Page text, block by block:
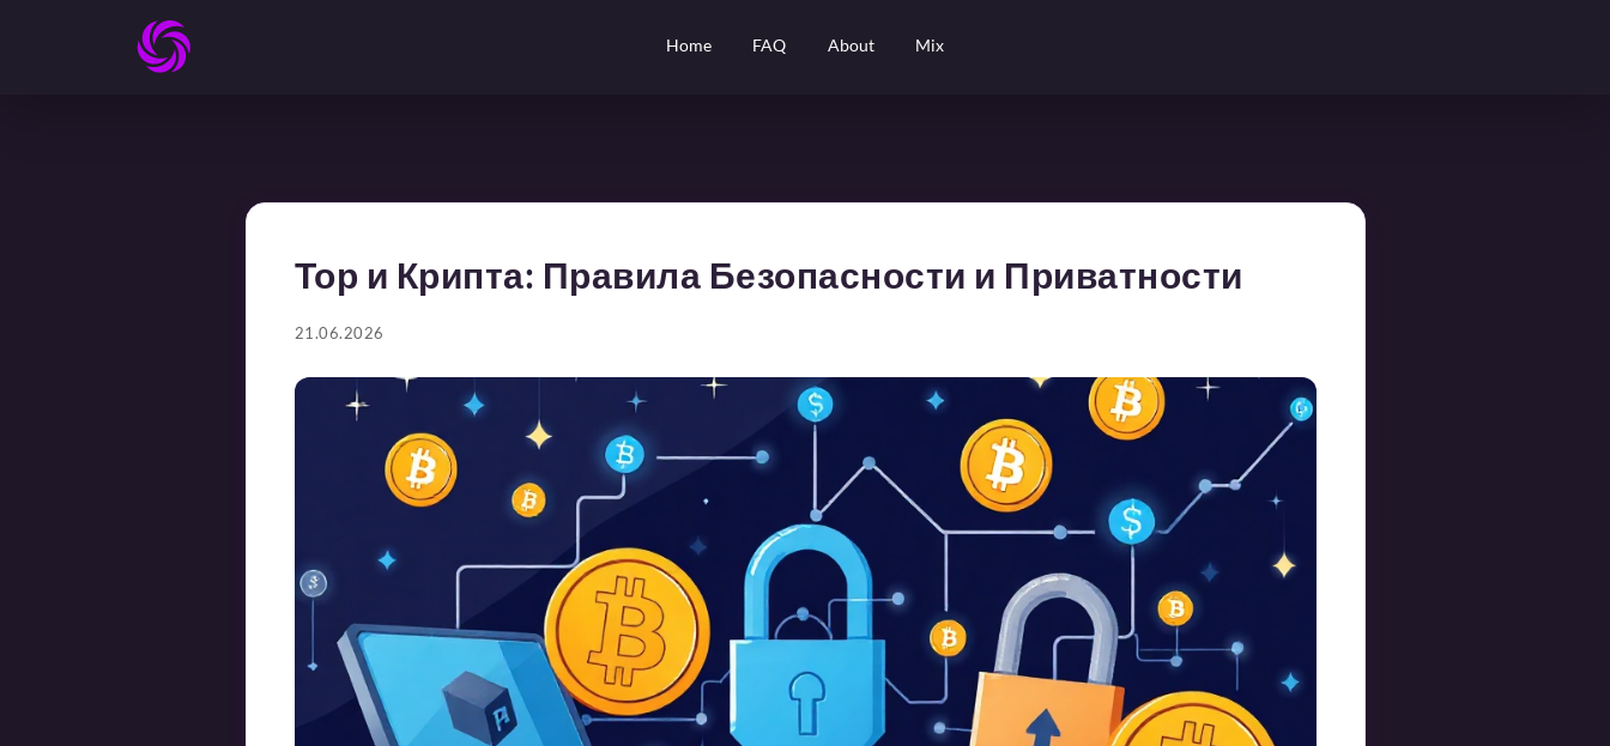
Home FAQ About Mix
Тор и Крипта: Правила Безопасности и Приватности
21.06.2026